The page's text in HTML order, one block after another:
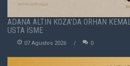
ADANA ALTIN KOZA'DA ORHAN
USTA İSME
07 Agustos 2026 0